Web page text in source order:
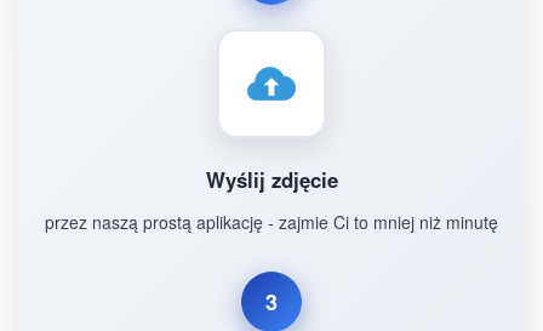
Wyślij zdjęcie
przez naszą prostą aplikację - zajmie Ci to mniej niż minutę
3